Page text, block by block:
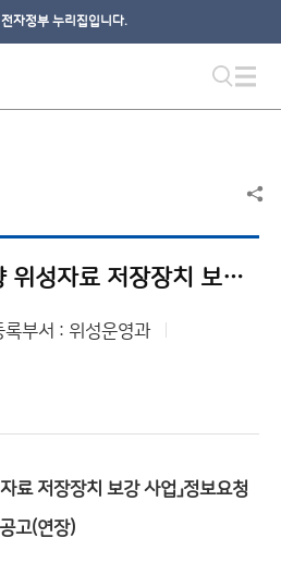
자정부 누리집입니다.
「2025년도 대용량 위성자료 저장장치 보강 사업」 정보요청 공고(연장)
록부서 : 위성운영과
료 저장장치 보강 사업」정보요청
공고(연장)